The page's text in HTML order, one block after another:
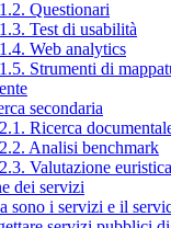
Questionari
Test di usabilità
Web analytics
Strumenti di
secondaria
Ricerca
Analisi benchmark
Valutazione euristica
dei servizi
sono i servizi e il